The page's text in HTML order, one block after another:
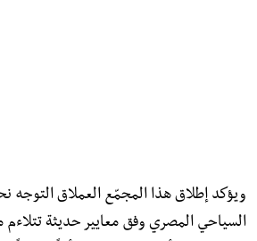
ويؤكد إطلاق هذا المجمّع العملاق التوجه
السياحي المصري وفق معايير حديثة